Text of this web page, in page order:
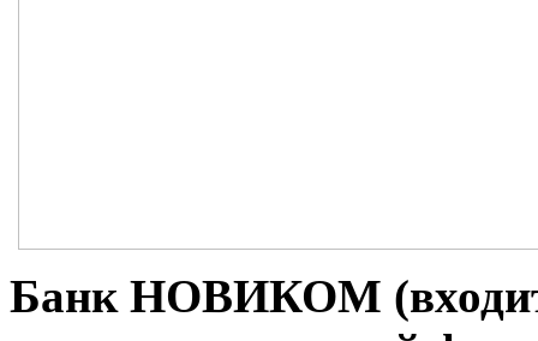
Банк НОВИКОМ